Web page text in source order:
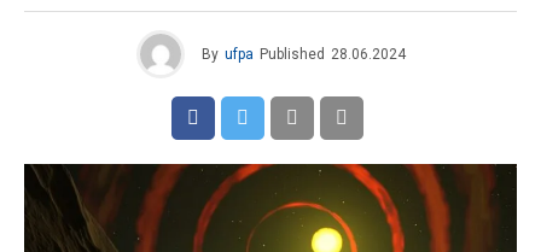
By ufpa Published 28.06.2024